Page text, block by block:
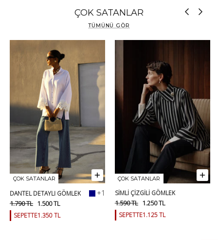
ÇOK SATANLAR
TÜMÜNÜ GÖR
ÇOK SATANLAR
DANTEL DETAYLI GÖMLEK +1
1.790 TL 1.500 TL
1.350 TL
SEPETTE
ÇOK SATANLAR
SİMLİ ÇİZGİLİ GÖMLEK
1.590 TL 1.250 TL
1.125 TL
SEPETTE